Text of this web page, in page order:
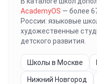
AcademyOS — более
России: языковые
художественные
детского развития.
Школы в Москве
Нижний Новгород